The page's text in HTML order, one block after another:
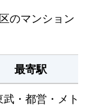
のマンション
最寄駅
・都営・メトロ)